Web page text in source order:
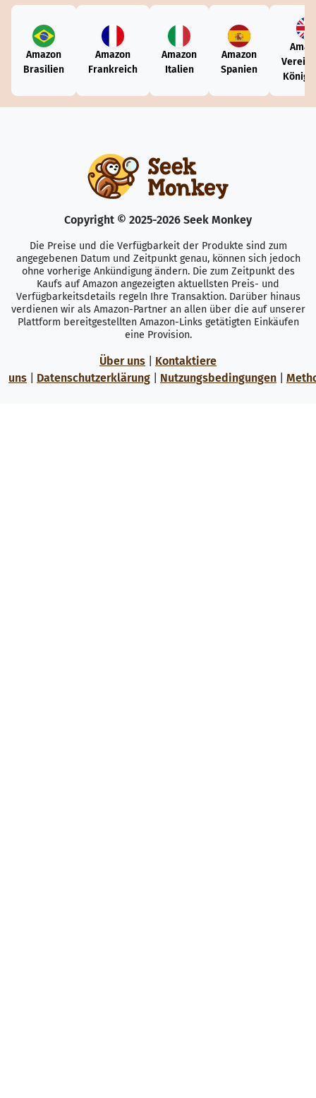
Amazon
Brasilien
Amazon
Frankreich
Amazon
Italien
Amazon
Spanien
Copyright © 2025-2026 Seek Monkey
Die Preise und die Verfügbarkeit der Produkte sind zum
angegebenen Datum und Zeitpunkt genau, können sich jedoch
ohne vorherige Ankündigung ändern. Die zum Zeitpunkt des
Kaufs auf Amazon angezeigten aktuellsten Preis- und
Verfügbarkeitsdetails regeln Ihre Transaktion. Darüber hinaus
verdienen wir als Amazon-Partner an allen über die auf unserer
Plattform bereitgestellten Amazon-Links getätigten Einkäufen
eine Provision.
Über uns
Kontaktiere
uns
Datenschutzerklärung Nutzungsbedingungen